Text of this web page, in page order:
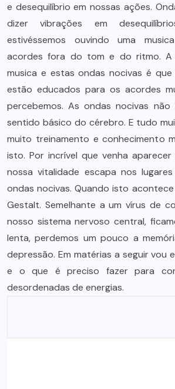
e desequilíbrio em nossas ações.
dizer vibrações em
estivéssemos ouvindo uma
acordes fora do tom e do ritmo. A
musica e estas ondas nocivas é
estão educados para os acordes
percebemos. As ondas nocivas
sentido básico do cérebro. E tudo
muito treinamento e conhecimento
isto. Por incrível que venha
nossa vitalidade escapa nos
ondas nocivas. Quando isto
Gestalt. Semelhante a um vírus de
nosso sistema nervoso central,
lenta, perdemos um pouco a
depressão. Em matérias a seguir vou
e o que é preciso fazer para
desordenadas de energias.